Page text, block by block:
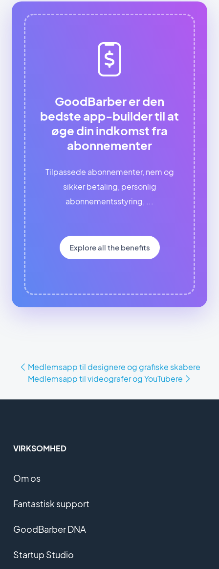
GoodBarber er den
bedste app-builder til at
øge din indkomst fra
abonnementer
Tilpassede abonnementer, nem og
sikker betaling, personlig
abonnementsstyring, ...
Explore all the benefits
Medlemsapp til designere og grafiske skabere
Medlemsapp til videografer og YouTubere
VIRKSOMHED
Om os
Fantastisk support
GoodBarber DNA
Startup Studio